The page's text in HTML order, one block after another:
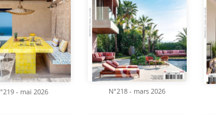
- mai 2026 N°218 - mars 2026